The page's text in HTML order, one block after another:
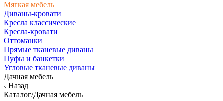
Мягкая мебель
Диваны-кровати
Кресла классические
Кресла-кровати
Оттоманки
Прямые тканевые диваны
Пуфы и банкетки
Угловые тканевые диваны
Дачная мебель
Назад
Каталог/Дачная мебель